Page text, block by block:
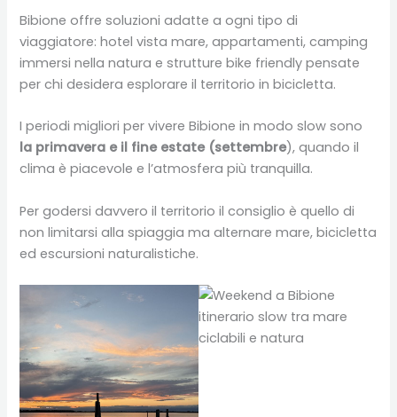
Bibione offre soluzioni adatte a ogni tipo di
viaggiatore: hotel vista mare, appartamenti, camping
immersi nella natura e strutture bike friendly pensate
per chi desidera esplorare il territorio in bicicletta.
I periodi migliori per vivere Bibione in modo slow sono
la primavera e il fine estate (settembre), quando il
clima è piacevole e l’atmosfera più tranquilla.
Per godersi davvero il territorio il consiglio è quello di
non limitarsi alla spiaggia ma alternare mare, bicicletta
ed escursioni naturalistiche.